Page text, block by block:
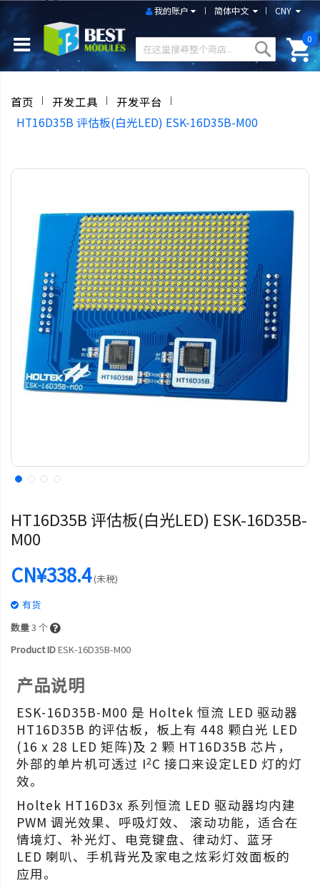
CNY
简体中文
我的账户
0
首页 开发工具
开发平台
HT16D35B 评估板(白光LED) ESK-16D35B-M00
HT16D35B 评估板(白光LED) ESK-16D35B-
M00
CN¥338.4(未税)
有货
数量3 个
Product IDESK-16D35B-M00
产品说明
ESK-16D35B-M00 是 Holtek 恒流 LED 驱动器
HT16D35B 的评估板，板上有 448 颗白光 LED
(16 x 28 LED 矩阵)及 2 颗 HT16D35B 芯片，
外部的单片机可透过 I2C 接口来设定LED 灯的灯
效。
Holtek HT16D3x 系列恒流 LED 驱动器均内建
PWM 调光效果、呼吸灯效、 滚动功能，适合在
情境灯、补光灯、电竞键盘、律动灯、蓝牙
LED 喇叭、手机背光及家电之炫彩灯效面板的
应用。